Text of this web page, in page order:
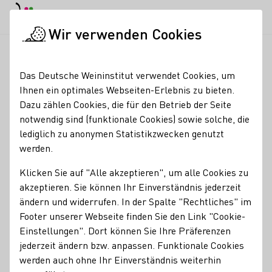
Velis Vineyards
Wein
Mitgliedschaften
keine
Services
Restaurant Vinothek
Wir verwenden Cookies
Das Deutsche Weininstitut verwendet Cookies, um
Ihnen ein optimales Webseiten-Erlebnis zu bieten.
Dazu zählen Cookies, die für den Betrieb der Seite
notwendig sind (funktionale Cookies) sowie solche, die
lediglich zu anonymen Statistikzwecken genutzt
werden.
Klicken Sie auf "Alle akzeptieren", um alle Cookies zu
akzeptieren. Sie können Ihr Einverständnis jederzeit
ändern und widerrufen. In der Spalte "Rechtliches" im
Footer unserer Webseite finden Sie den Link "Cookie-
Einstellungen". Dort können Sie Ihre Präferenzen
jederzeit ändern bzw. anpassen. Funktionale Cookies
werden auch ohne Ihr Einverständnis weiterhin